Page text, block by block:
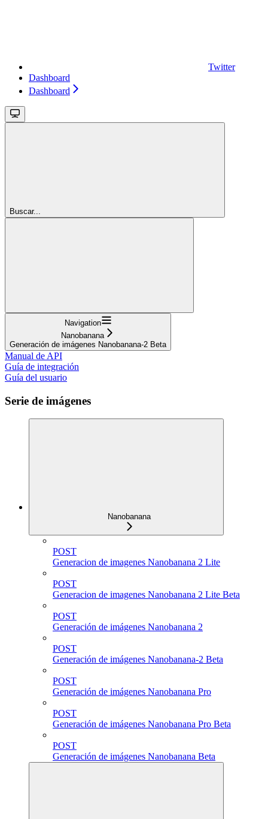
Twitter
Dashboard
Dashboard
Buscar...
Navigation
Nanobanana
Generación de imágenes Nanobanana-2 Beta
Manual de API
Guía de integración
Guía del usuario
Serie de imágenes
Nanobanana
POST
Generacion de imagenes Nanobanana 2 Lite
POST
Generacion de imagenes Nanobanana 2 Lite Beta
POST
Generación de imágenes Nanobanana 2
POST
Generación de imágenes Nanobanana-2 Beta
POST
Generación de imágenes Nanobanana Pro
POST
Generación de imágenes Nanobanana Pro Beta
POST
Generación de imágenes Nanobanana Beta